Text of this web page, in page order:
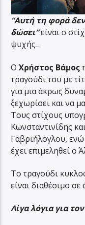
“Αυτή τη φορά
δώσει”είναι ο
ψυχής…
ΟΧρήστος Βάμος
τραγούδι του με
για μια άκρως
ξεχωρίσει και να
Τους στίχους
Κωνσταντινίδης
Γαβριήλoγλου,
έχει επιμεληθεί ο
Το τραγούδι
είναι διαθέσιμο
Λίγα λόγια για